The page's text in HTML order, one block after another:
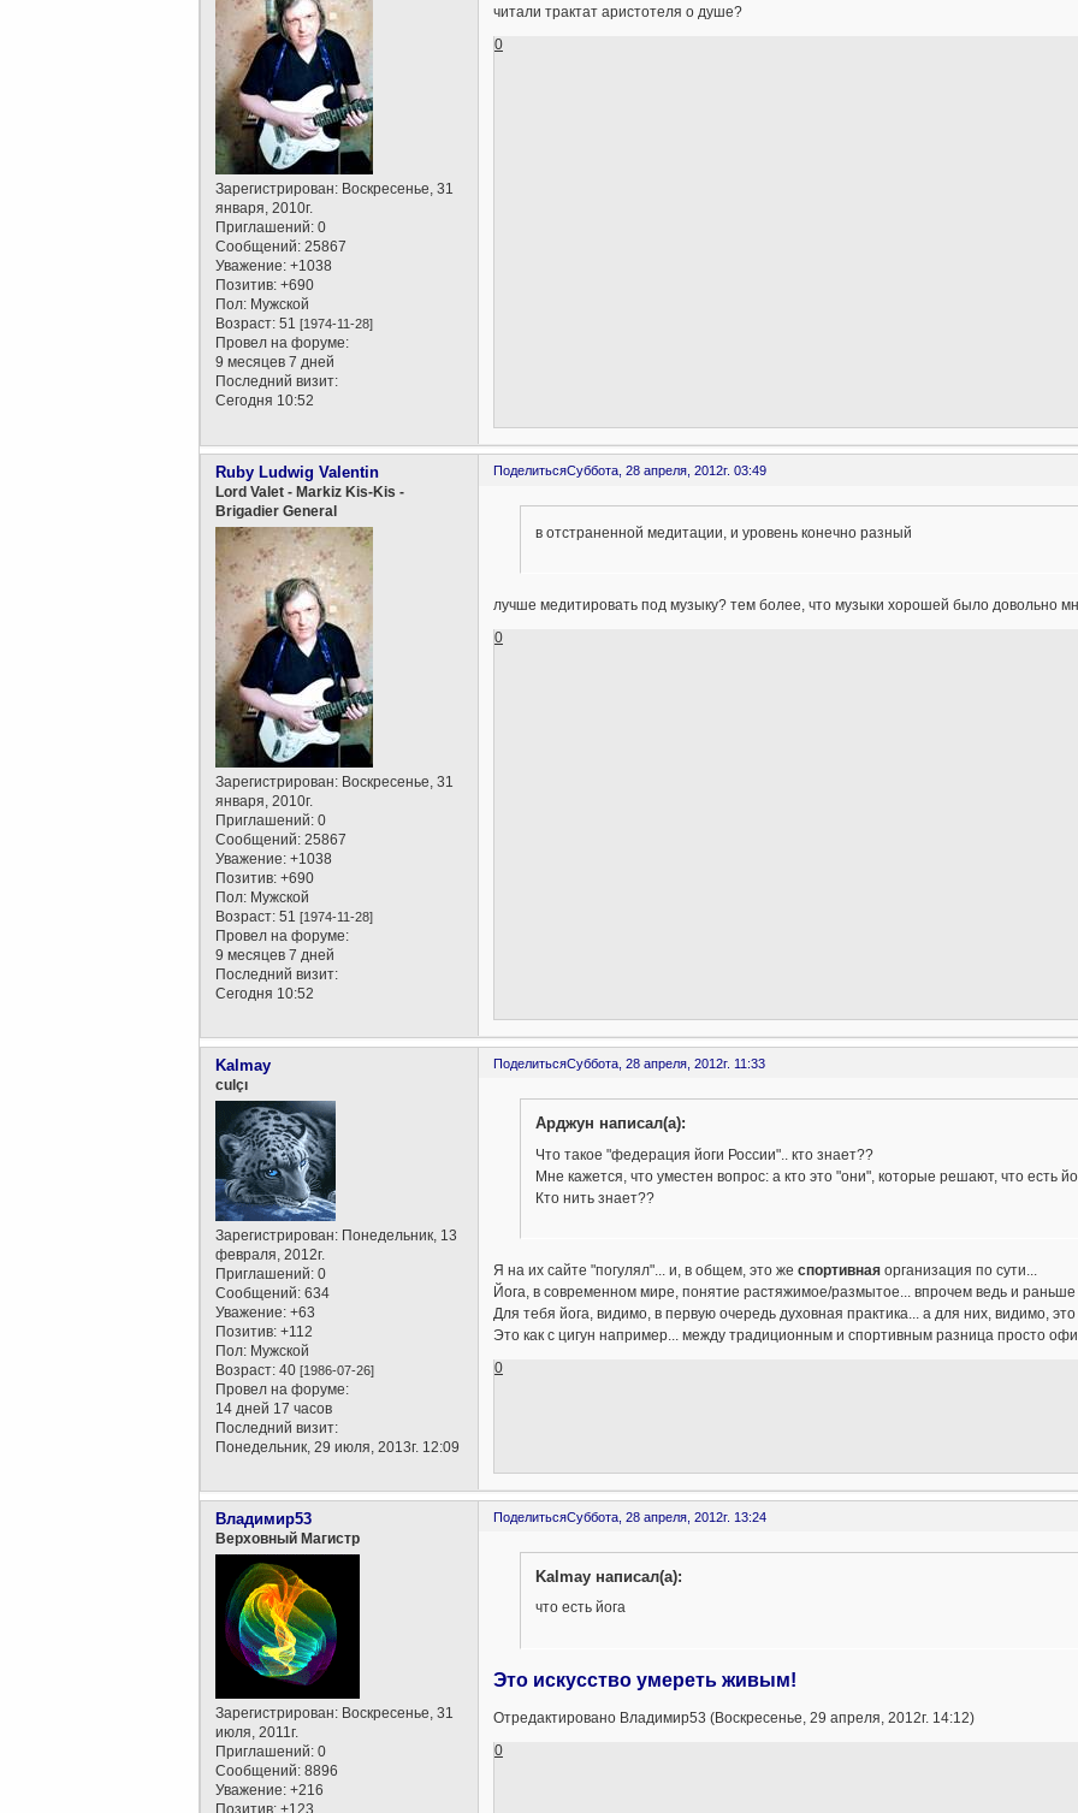
Зарегистрирован: Воскресенье, 31
января, 2010г.
Приглашений: 0
Сообщений: 25867
Уважение: +1038
Позитив: +690
Пол: Мужской
Возраст: 51[1974-11-28]
Провел на форуме:
9 месяцев 7 дней
Последний визит:
Сегодня 10:52
читали трактат аристотеля о душе?
0
ПоделитьсяСуббота, 28 апреля, 2012г. 03:49
Ruby Ludwig Valentin
Lord Valet - Markiz Kis-Kis -
Brigadier General
Зарегистрирован: Воскресенье, 31
января, 2010г.
Приглашений: 0
Сообщений: 25867
Уважение: +1038
Позитив: +690
Пол: Мужской
Возраст: 51[1974-11-28]
Провел на форуме:
9 месяцев 7 дней
Последний визит:
Сегодня 10:52
в отстраненной медитации, и уровень конечно разный
лучше медитировать под музыку? тем более, что музыки хорошей было довольно
0
ПоделитьсяСуббота, 28 апреля, 2012г. 11:33
Kalmay
culçı
Зарегистрирован: Понедельник, 13
февраля, 2012г.
Приглашений: 0
Сообщений: 634
Уважение: +63
Позитив: +112
Пол: Мужской
Возраст: 40[1986-07-26]
Провел на форуме:
14 дней 17 часов
Последний визит:
Понедельник, 29 июля, 2013г. 12:09
Арджун написал(а):
Что такое "федерация йоги России".. кто знает??
Мне кажется, что уместен вопрос: а кто это "они", которые решают, что есть
Кто нить знает??
Я на их сайте "погулял"... и, в общем, это же спортивнаяорганизация по сути...
Йога, в современном мире, понятие растяжимое/размытое... впрочем ведь и
Для тебя йога, видимо, в первую очередь духовная практика... а для них, видимо,
Это как с цигун например... между традиционным и спортивным разница просто
0
ПоделитьсяСуббота, 28 апреля, 2012г. 13:24
Владимир53
Верховный Магистр
Зарегистрирован: Воскресенье, 31
июля, 2011г.
Приглашений: 0
Сообщений: 8896
Уважение: +216
Позитив: +123
Kalmay написал(а):
что есть йога
Это искусство умереть живым!
Отредактировано Владимир53 (Воскресенье, 29 апреля, 2012г. 14:12)
0